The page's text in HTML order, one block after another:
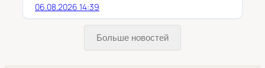
06.08.2026 14:39
Больше новостей